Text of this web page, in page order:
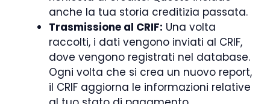
anche la tua storia creditizia passata.
Trasmissione al CRIF: Una volta
raccolti, i dati vengono inviati al CRIF,
dove vengono registrati nel database.
Ogni volta che si crea un nuovo report,
il CRIF aggiorna le informazioni relative